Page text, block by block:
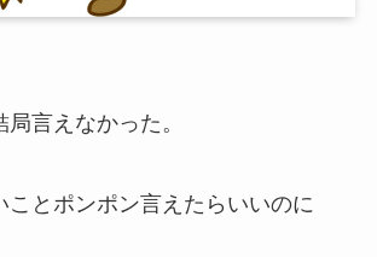
言えなかった。
ことポンポン言えたらいいのに